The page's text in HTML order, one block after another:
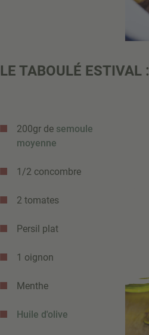
LE TABOULÉ ESTIVAL :
200gr de semoule
moyenne
1/2 concombre
2 tomates
Persil plat
1 oignon
Menthe
Huile d'olive